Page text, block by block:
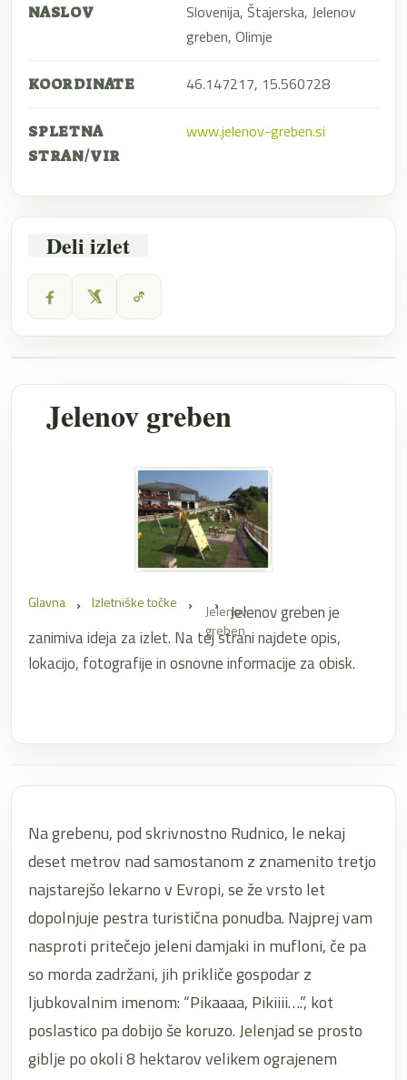
NASLOV
Slovenija, Štajerska, Jelenov
greben, Olimje
KOORDINATE 46.147217, 15.560728
SPLETNA
STRAN/VIR
www.jelenov-greben.si
Deli izlet
Jelenov greben
Glavna Izletniške točke
Jelenov
greben
Jelenov greben je
zanimiva ideja za izlet. Na tej strani najdete opis,
lokacijo, fotografije in osnovne informacije za obisk.
Na grebenu, pod skrivnostno Rudnico, le nekaj
deset metrov nad samostanom z znamenito tretjo
najstarejšo lekarno v Evropi, se že vrsto let
dopolnjuje pestra turistična ponudba. Najprej vam
nasproti pritečejo jeleni damjaki in mufloni, če pa
so morda zadržani, jih prikliče gospodar z
ljubkovalnim imenom: “Pikaaaa, Pikiiii….”, kot
poslastico pa dobijo še koruzo. Jelenjad se prosto
giblje po okoli 8 hektarov velikem ograjenem